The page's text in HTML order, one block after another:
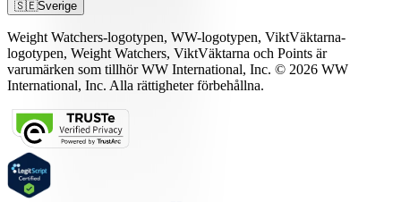
🇸🇪Sverige
Weight Watchers-logotypen, WW-logotypen, ViktVäktarna-
logotypen, Weight Watchers, ViktVäktarna och Points är
varumärken som tillhör WW International, Inc. © 2026 WW
International, Inc. Alla rättigheter förbehållna.